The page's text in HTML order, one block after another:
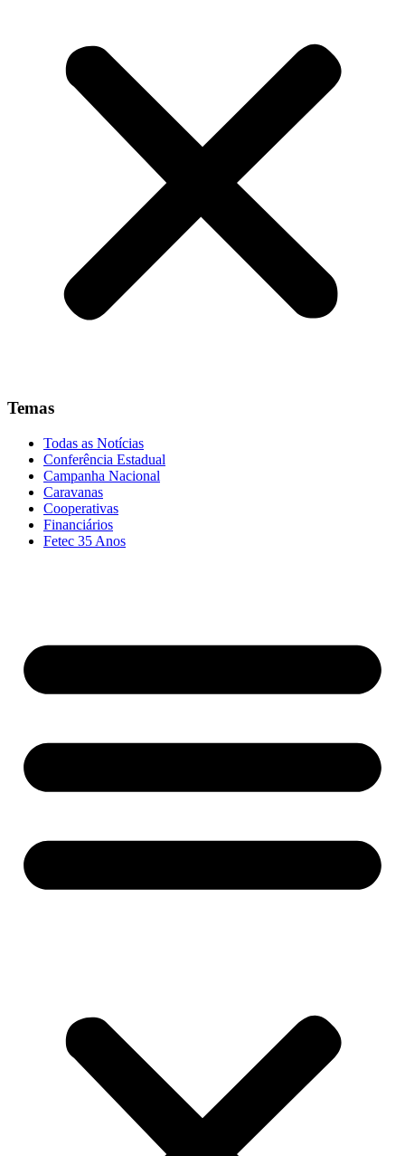
Temas
Todas as Notícias
Conferência Estadual
Campanha Nacional
Caravanas
Cooperativas
Financiários
Fetec 35 Anos